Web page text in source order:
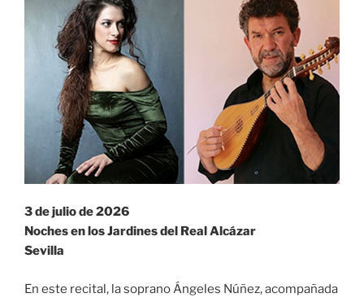
3 de julio de 2026
Noches en los Jardines del Real Alcázar
Sevilla
En este recital, la soprano Ángeles Núñez, acompañada